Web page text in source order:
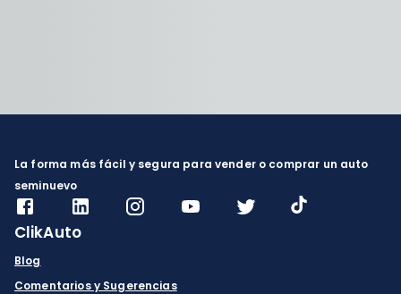
La forma más fácil y segura para vender o comprar un auto
seminuevo
ClikAuto
Blog
Comentarios y Sugerencias